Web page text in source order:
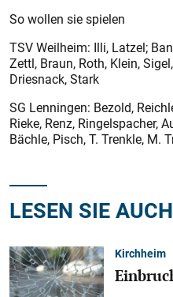
So wollen sie spielen
TSV Weilheim: Illi, Latzel;
Zettl, Braun, Roth, Klein,
Driesnack, Stark
SG Lenningen: Bezold,
Rieke, Renz, Ringelspacher,
Bächle, Pisch, T. Trenkle, M.
LESEN SIE AUCH
Kirchheim